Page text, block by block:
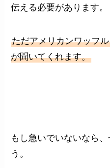
伝える必要があります。
ただアメリカンワッフ
が聞いてくれます。
もし急いでいないなら
う。